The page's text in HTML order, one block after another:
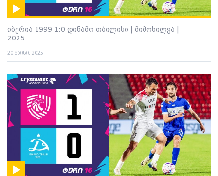
იბერია 1999 1:0 დინამო თბილისი | მიმოხილვა |
2025
20 მაისი. 2025